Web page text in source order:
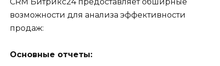
возможности для анализа эффективности
продаж:
Основные отчеты: